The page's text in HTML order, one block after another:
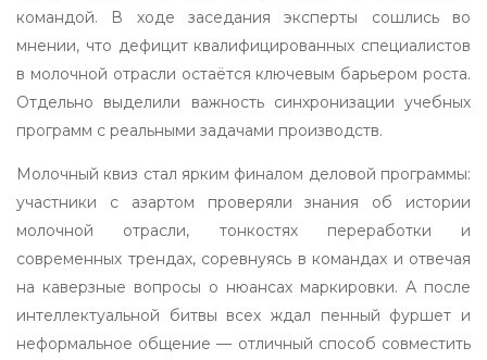
командой. В ходе заседания эксперты сошлись во
мнении, что дефицит квалифицированных специалистов
в молочной отрасли остаётся ключевым барьером роста.
Отдельно выделили важность синхронизации учебных
программ с реальными задачами производств.
Молочный квиз стал ярким финалом деловой программы:
участники с азартом проверяли знания об истории
молочной отрасли, тонкостях переработки и
современных трендах, соревнуясь в командах и отвечая
на каверзные вопросы о нюансах маркировки. А после
интеллектуальной битвы всех ждал пенный фуршет и
неформальное общение — отличный способ совместить